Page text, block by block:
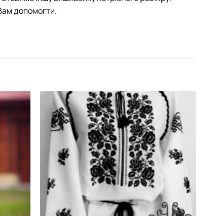
допомогти.
виріб у
Додати
виріб у
вибране